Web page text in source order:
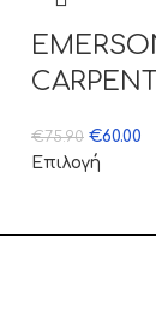
€75.90 €60.00
Επιλογή